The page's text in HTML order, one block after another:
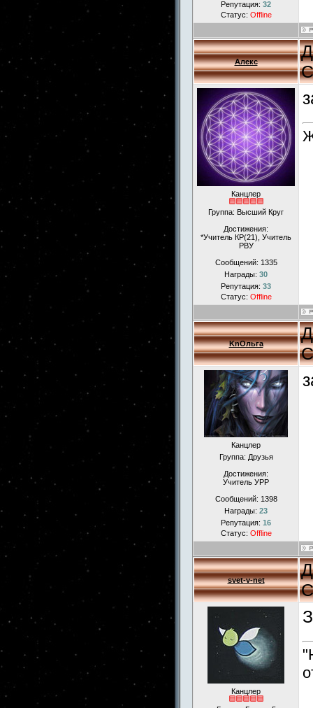
Репутация: 32
Статус: Offline
Алекс
Канцлер
Группа: Высший Круг
Достижения:
*Учитель КР(21), Учитель
РВУ
Сообщений: 1335
Награды: 30
Репутация: 33
Статус: Offline
KnОльга
Канцлер
Группа: Друзья
Достижения:
Учитель УРР
Сообщений: 1398
Награды: 23
Репутация: 16
Статус: Offline
svet-v-net
Канцлер